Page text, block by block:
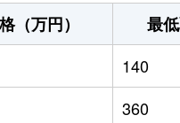
（万円） 最
140
360